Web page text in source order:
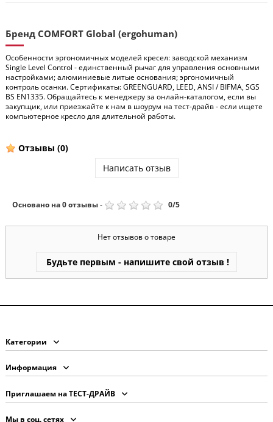
Бренд COMFORT Global (ergohuman)
Особенности эргономичных моделей кресел: заводской механизм
Single Level Control - единственный рычаг для управления основными
настройками; алюминиевые литые основания; эргономичный
контроль осанки. Сертификаты: GREENGUARD, LEED, ANSI / BIFMA, SGS
BS EN1335. Обращайтесь к менеджеру за онлайн-каталогом, если вы
закупщик, или приезжайте к нам в шоурум на тест-драйв - если ищете
компьютерное кресло для длительной работы.
Отзывы (0)
Написать отзыв
Основано на0отзывы- 0/5
Нет отзывов о товаре
Будьте первым - напишите свой отзыв !
Категории
Информация
Приглашаем на ТЕСТ-ДРАЙВ
Мы в соц. сетях